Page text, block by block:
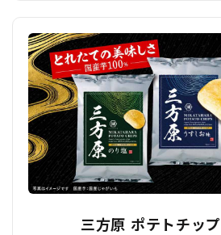
三方原 ポテトチッ